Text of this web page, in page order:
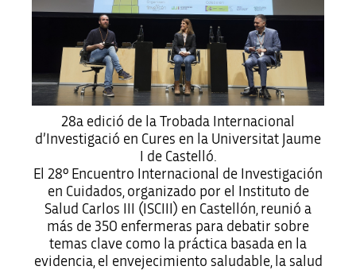
28a edició de la Trobada Internacional
d’Investigació en Cures en la Universitat Jaume
I de Castelló.
El 28º Encuentro Internacional de Investigación
en Cuidados, organizado por el Instituto de
Salud Carlos III (ISCIII) en Castellón, reunió a
más de 350 enfermeras para debatir sobre
temas clave como la práctica basada en la
evidencia, el envejecimiento saludable, la salud